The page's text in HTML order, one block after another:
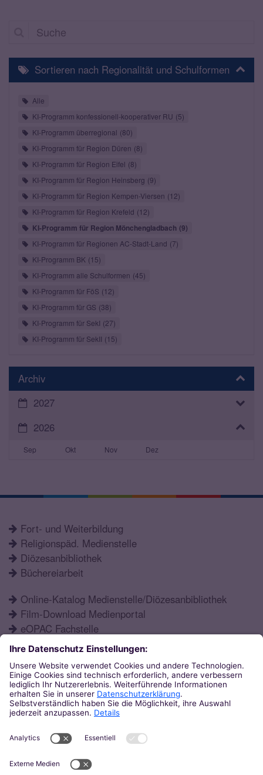
Sortieren nach Regionalität und Schulformen
Alle
KI-Programm konfessionell-kooperativer RU 5
KI-Programm überregional 80
KI-Programm für Region Düren 8
KI-Programm für Region Eifel 8
KI-Programm für Region Heinsberg 9
KI-Programm für Region Kempen-Viersen
12
KI-Programm für Region Krefeld
12
KI-Programm für Region Mönchengladbach 9
KI-Programm für Regionen AC-Stadt-Land 7
KI-Programm BK
15
KI-Programm alle Schulformen 45
KI-Programm für FöS
12
KI-Programm für GS 38
KI-Programm für SekI 27
KI-Programm für SekII
15
Archiv
2027
2026
Sep Okt Nov Dez
Fort- und Weiterbildung
Religionspäd. Medienstelle
Diözesanbibliothek
Büchereiarbeit
Online-Katalog Medienstelle/Diözesanbibliothek
Film-Download Medienportal
eOPAC Fachstelle
Fortbildungsprogramm
Schulformen
Öffnungszeiten
Aktuelles
52066Aachen